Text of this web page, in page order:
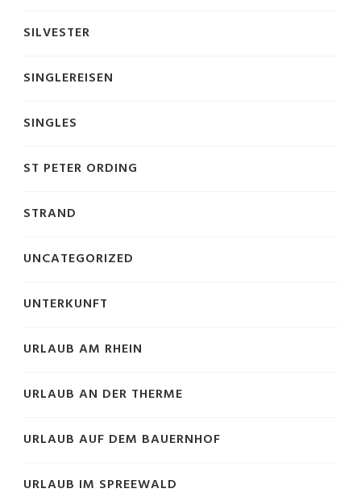
SILVESTER
SINGLEREISEN
SINGLES
ST PETER ORDING
STRAND
UNCATEGORIZED
UNTERKUNFT
URLAUB AM RHEIN
URLAUB AN DER THERME
URLAUB AUF DEM BAUERNHOF
URLAUB IM SPREEWALD